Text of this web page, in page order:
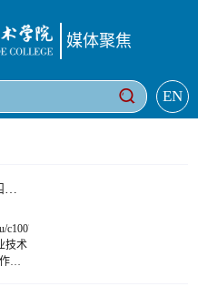
媒体聚焦
EN
【四川省教育厅】四川教育动态第12期
c100768/2024/5/15/
技术
用